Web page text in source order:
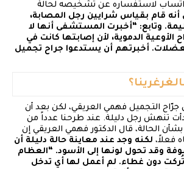
لاستفساره عن تشخيصه لحالة
أنه قام بقياس شرايين رجل المصابة،
وتابع: “أخبرت المستشفى أنها لا
الأوعية الدموية، لأن إصابتها كانت في
أخبرتهم أن يستدعوا جراح تجميل
التجميل فهمي العريقي، لكن بعد أن
تنهش رجل دليلة. عند طرحنا عدداً من
الحالة، قال الدكتور فهمي العريقي إن
فعلاً، لكنه وجد عند معاينة حالة دليلة أن
وقد تحول لونها إلى الأسود. “العظام
دون غطاء. لم أعمل لها أي تدخل